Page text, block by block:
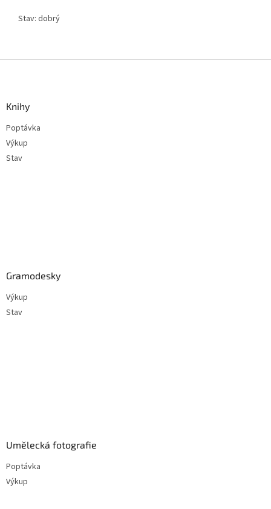
Stav: dobrý
Knihy
Poptávka
Výkup
Stav
Gramodesky
Výkup
Stav
Umělecká fotografie
Poptávka
Výkup